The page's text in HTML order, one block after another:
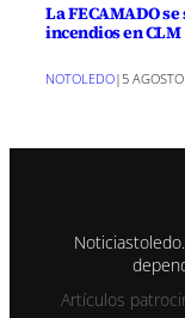
La FECAMADO
incendios en CLM
NOTOLEDO|5
Artículos